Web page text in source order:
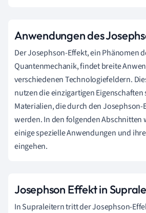
Anwendungen des
Der Josephson-Effekt, ein Phänomen
Quantenmechanik, findet breite
verschiedenen Technologiefeldern.
nutzen die einzigartigen
Materialien, die durch den
werden. In den folgenden Abschnitten
einige spezielle Anwendungen und
eingehen.
Josephson Effekt in
In Supraleitern tritt der Josephson-